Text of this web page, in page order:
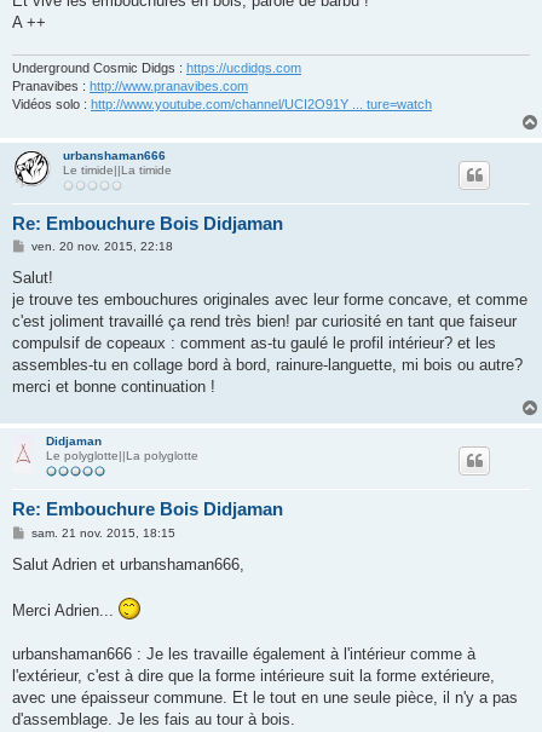
g
e
A ++
Underground Cosmic Didgs : https://ucdidgs.com
Pranavibes : http://www.pranavibes.com
Vidéos solo : http://www.youtube.com/channel/UCI2O91Y ... ture=watch
urbanshaman666
Le timide||La timide
Re: Embouchure Bois Didjaman
M
s
a
g
ven. 20 nov. 2015, 22:18
Salut!
je trouve tes embouchures originales avec leur forme concave, et comme
c'est joliment travaillé ça rend très bien! par curiosité en tant que faiseur
compulsif de copeaux : comment as-tu gaulé le profil intérieur? et les
assembles-tu en collage bord à bord, rainure-languette, mi bois ou autre?
merci et bonne continuation !
Didjaman
Le polyglotte||La polyglotte
Re: Embouchure Bois Didjaman
M
s
e
sam. 21 nov. 2015, 18:15
Salut Adrien et urbanshaman666,
Merci Adrien...
urbanshaman666 : Je les travaille également à l'intérieur comme à
l'extérieur, c'est à dire que la forme intérieure suit la forme extérieure,
avec une épaisseur commune. Et le tout en une seule pièce, il n'y a pas
d'assemblage. Je les fais au tour à bois.